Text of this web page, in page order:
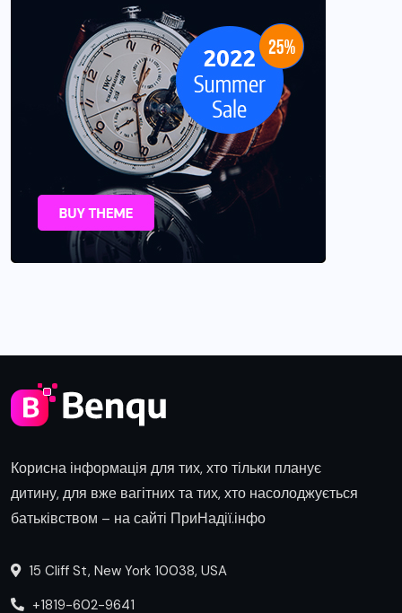
Корисна інформація для тих, хто тільки планує
дитину, для вже вагітних та тих, хто насолоджується
батьківством – на сайті ПриНадії.інфо
15 Cliff St, New York 10038, USA
+1819-602-9641